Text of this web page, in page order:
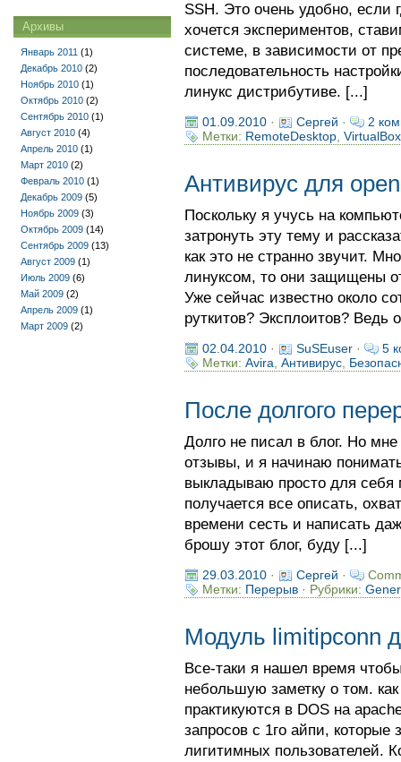
SSH. Это очень удобно, если
хочется экспериментов,
системе, в зависимости от
последовательность
линукс дистрибутиве. [...]
01.09.2010· Сергей ·
2
Метки: RemoteDesktop, VirtualBox
Антивирус для
Поскольку я учусь на
затронуть эту тему и
как это не странно звучит.
линуксом, то они защищены
Уже сейчас известно около
руткитов? Эксплоитов? Ведь
02.04.2010· SuSEuser·
5
Метки: Avira Антивирус,
После долгого
Долго не писал в блог. Но
отзывы, и я начинаю
выкладываю просто для себя
получается все описать,
времени сесть и написать
брошу этот блог, буду [...]
29.03.2010· Сергей ·
Метки: Перерыв· Рубрики:
Модуль limitipconn
Все-таки я нашел время
небольшую заметку о том.
практикуются в DOS на
запросов с 1го айпи, которые
лигитимных пользователей.
Архивы
Январь 2011 (1)
Декабрь 2010 (2)
Ноябрь 2010 (1)
Октябрь 2010 (2)
Сентябрь 2010 (1)
Август 2010 (4)
Апрель 2010 (1)
Март 2010 (2)
Февраль 2010 (1)
Декабрь 2009 (5)
Ноябрь 2009 (3)
Октябрь 2009 (14)
Сентябрь 2009 (13)
Август 2009 (1)
Июль 2009 (6)
Май 2009 (2)
Апрель 2009 (1)
Март 2009 (2)